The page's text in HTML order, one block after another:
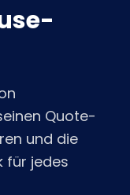
Quote-
und die
für jedes